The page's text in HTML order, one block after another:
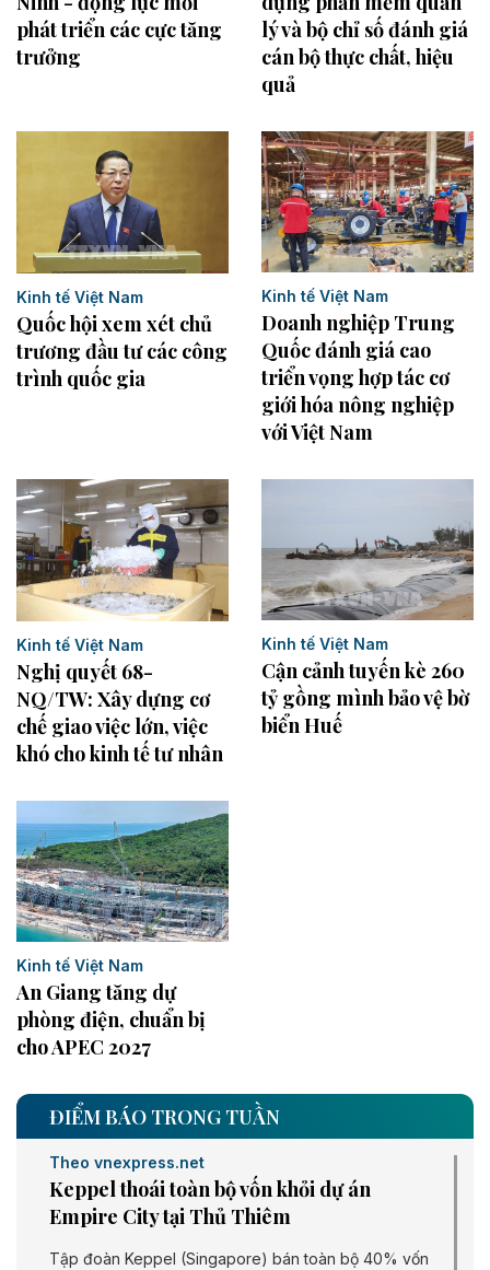
phát triển các cực tăng
trưởng
lý và bộ chỉ số đánh giá
cán bộ thực chất, hiệu
quả
Kinh tế Việt Nam
Quốc hội xem xét chủ
trương đầu tư các công
trình quốc gia
Kinh tế Việt Nam
Doanh nghiệp Trung
Quốc đánh giá cao
triển vọng hợp tác cơ
giới hóa nông nghiệp
với Việt Nam
Kinh tế Việt Nam
Nghị quyết 68-
NQ/TW: Xây dựng cơ
chế giao việc lớn, việc
khó cho kinh tế tư nhân
Kinh tế Việt Nam
Cận cảnh tuyến kè 260
tỷ gồng mình bảo vệ bờ
biển Huế
Kinh tế Việt Nam
An Giang tăng dự
phòng điện, chuẩn bị
cho APEC 2027
ĐIỂM BÁO TRONG TUẦN
Theo vnexpress.net
Keppel thoái toàn bộ vốn khỏi dự án
Empire City tại Thủ Thiêm
Tập đoàn Keppel (Singapore) bán toàn bộ 40% vốn